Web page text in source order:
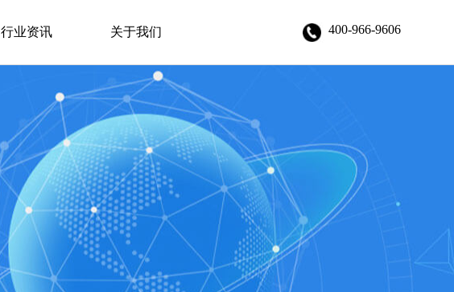
行业资讯 关于我们 400-966-9606